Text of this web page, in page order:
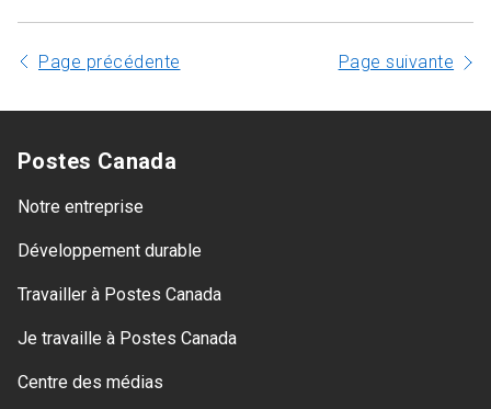
Page précédente Page suivante
Postes Canada
Notre entreprise
Développement durable
Travailler à Postes Canada
Je travaille à Postes Canada
Centre des médias